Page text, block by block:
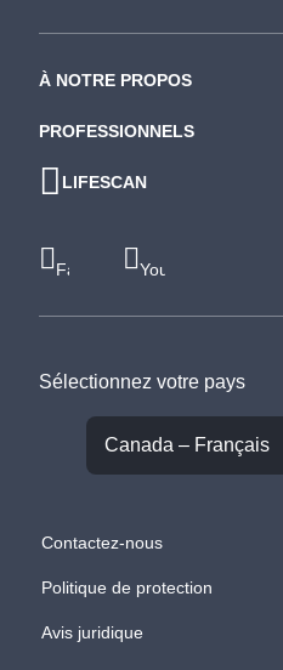
À NOTRE PROPOS
PROFESSIONNELS
LIFESCAN
Facebook Youtube
Contactez-nous
Politique de protection
Avis juridique
Sélectionnez votre pays